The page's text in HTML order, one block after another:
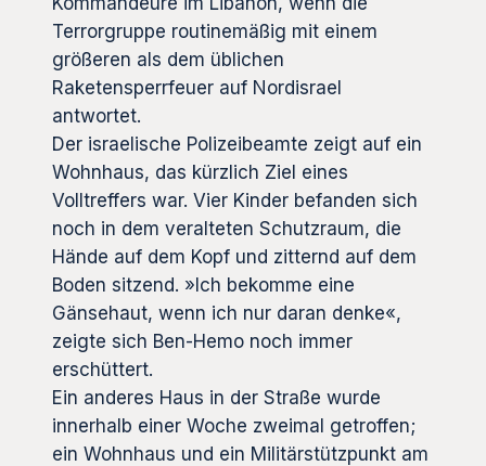
Terrorgruppe routinemäßig mit einem
größeren als dem üblichen
Raketensperrfeuer auf Nordisrael
antwortet.
Der israelische Polizeibeamte zeigt auf ein
Wohnhaus, das kürzlich Ziel eines
Volltreffers war. Vier Kinder befanden sich
noch in dem veralteten Schutzraum, die
Hände auf dem Kopf und zitternd auf dem
Boden sitzend. »Ich bekomme eine
Gänsehaut, wenn ich nur daran denke«,
zeigte sich Ben-Hemo noch immer
erschüttert.
Ein anderes Haus in der Straße wurde
innerhalb einer Woche zweimal getroffen;
ein Wohnhaus und ein Militärstützpunkt am